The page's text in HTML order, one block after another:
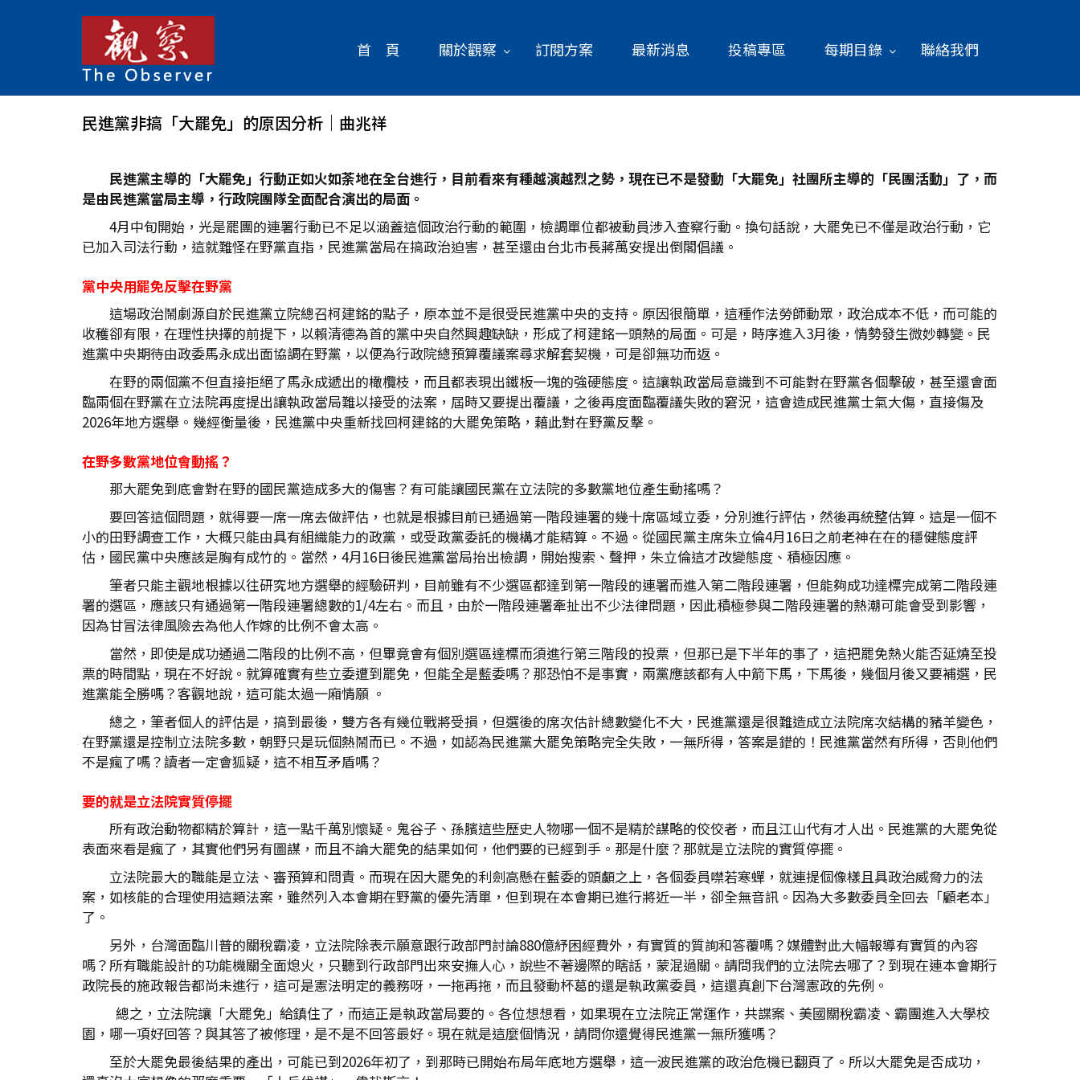
首 頁 關於觀察 訂閱方案 最新消息 投稿專區 每期目錄 聯絡我們
民進黨非搞「大罷免」的原因分析│曲兆祥
民進黨主導的「大罷免」行動正如火如荼地在全台進行，目前看來有種越演越烈之勢，現在已不是發動「大罷免」社團所主導的「民團活動」了，而
是由民進黨當局主導，行政院團隊全面配合演出的局面。
4月中旬開始，光是罷團的連署行動已不足以涵蓋這個政治行動的範圍，檢調單位都被動員涉入查察行動。換句話說，大罷免已不僅是政治行動，它
已加入司法行動，這就難怪在野黨直指，民進黨當局在搞政治迫害，甚至還由台北市長蔣萬安提出倒閣倡議。
黨中央用罷免反擊在野黨
這場政治鬧劇源自於民進黨立院總召柯建銘的點子，原本並不是很受民進黨中央的支持。原因很簡單，這種作法勞師動眾，政治成本不低，而可能的
收穫卻有限，在理性抉擇的前提下，以賴清德為首的黨中央自然興趣缺缺，形成了柯建銘一頭熱的局面。可是，時序進入3月後，情勢發生微妙轉變。民
進黨中央期待由政委馬永成出面協調在野黨，以便為行政院總預算覆議案尋求解套契機，可是卻無功而返。
在野的兩個黨不但直接拒絕了馬永成遞出的橄欖枝，而且都表現出鐵板一塊的強硬態度。這讓執政當局意識到不可能對在野黨各個擊破，甚至還會面
臨兩個在野黨在立法院再度提出讓執政當局難以接受的法案，屆時又要提出覆議，之後再度面臨覆議失敗的窘況，這會造成民進黨士氣大傷，直接傷及
2026年地方選舉。幾經衡量後，民進黨中央重新找回柯建銘的大罷免策略，藉此對在野黨反擊。
在野多數黨地位會動搖？
那大罷免到底會對在野的國民黨造成多大的傷害？有可能讓國民黨在立法院的多數黨地位產生動搖嗎？
要回答這個問題，就得要一席一席去做評估，也就是根據目前已通過第一階段連署的幾十席區域立委，分別進行評估，然後再統整估算。這是一個不
小的田野調查工作，大概只能由具有組織能力的政黨，或受政黨委託的機構才能精算。不過。從國民黨主席朱立倫4月16日之前老神在在的穩健態度評
估，國民黨中央應該是胸有成竹的。當然，4月16日後民進黨當局抬出檢調，開始搜索、聲押，朱立倫這才改變態度、積極因應。
筆者只能主觀地根據以往研究地方選舉的經驗研判，目前雖有不少選區都達到第一階段的連署而進入第二階段連署，但能夠成功達標完成第二階段連
署的選區，應該只有通過第一階段連署總數的1/4左右。而且，由於一階段連署牽扯出不少法律問題，因此積極參與二階段連署的熱潮可能會受到影響，
因為甘冒法律風險去為他人作嫁的比例不會太高。
當然，即使是成功通過二階段的比例不高，但畢竟會有個別選區達標而須進行第三階段的投票，但那已是下半年的事了，這把罷免熱火能否延燒至投
票的時間點，現在不好說。就算確實有些立委遭到罷免，但能全是藍委嗎？那恐怕不是事實，兩黨應該都有人中箭下馬，下馬後，幾個月後又要補選，民
進黨能全勝嗎？客觀地說，這可能太過一廂情願 。
總之，筆者個人的評估是，搞到最後，雙方各有幾位戰將受損，但選後的席次估計總數變化不大，民進黨還是很難造成立法院席次結構的豬羊變色，
在野黨還是控制立法院多數，朝野只是玩個熱鬧而已。不過，如認為民進黨大罷免策略完全失敗，一無所得，答案是錯的！民進黨當然有所得，否則他們
不是瘋了嗎？讀者一定會狐疑，這不相互矛盾嗎？
要的就是立法院實質停擺
所有政治動物都精於算計，這一點千萬別懷疑。鬼谷子、孫臏這些歷史人物哪一個不是精於謀略的佼佼者，而且江山代有才人出。民進黨的大罷免從
表面來看是瘋了，其實他們另有圖謀，而且不論大罷免的結果如何，他們要的已經到手。那是什麼？那就是立法院的實質停擺。
立法院最大的職能是立法、審預算和問責。而現在因大罷免的利劍高懸在藍委的頭顱之上，各個委員噤若寒蟬，就連提個像樣且具政治威脅力的法
案，如核能的合理使用這類法案，雖然列入本會期在野黨的優先清單，但到現在本會期已進行將近一半，卻全無音訊。因為大多數委員全回去「顧老本」
了。
另外，台灣面臨川普的關稅霸凌，立法院除表示願意跟行政部門討論880億紓困經費外，有實質的質詢和答覆嗎？媒體對此大幅報導有實質的內容
嗎？所有職能設計的功能機關全面熄火，只聽到行政部門出來安撫人心，說些不著邊際的瞎話，蒙混過關。請問我們的立法院去哪了？到現在連本會期行
政院長的施政報告都尚未進行，這可是憲法明定的義務呀，一拖再拖，而且發動杯葛的還是執政黨委員，這還真創下台灣憲政的先例。
總之，立法院讓「大罷免」給鎮住了，而這正是執政當局要的。各位想想看，如果現在立法院正常運作，共諜案、美國關稅霸凌、霸團進入大學校
園，哪一項好回答？與其答了被修理，是不是不回答最好。現在就是這麼個情況，請問你還覺得民進黨一無所獲嗎？
至於大罷免最後結果的產出，可能已到2026年初了，到那時已開始布局年底地方選舉，這一波民進黨的政治危機已翻頁了。所以大罷免是否成功，